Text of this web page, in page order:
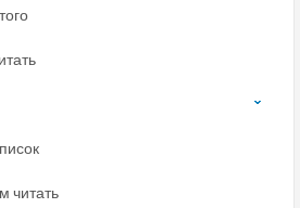
читать